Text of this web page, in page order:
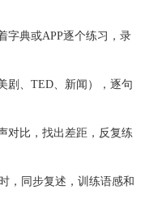
字典或APP逐个练习，录
剧、TED、新闻），逐句
对比，找出差距，反复练
，同步复述，训练语感和